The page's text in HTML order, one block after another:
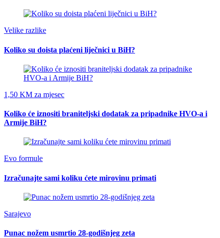
Velike razlike
Koliko su doista plaćeni liječnici u BiH?
1,50 KM za mjesec
Koliko će iznositi braniteljski dodatak za pripadnike HVO-a i
Armije BiH?
Evo formule
Izračunajte sami koliku ćete mirovinu primati
Sarajevo
Punac nožem usmrtio 28-godišnjeg zeta